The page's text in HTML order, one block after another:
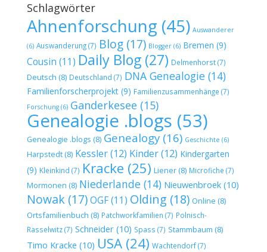
Schlagwörter
Ahnenforschung (45) Auswanderer
(6) Auswanderung(7) Blog(17) Blogger(6) Bremen (9)
Cousin (11) Daily Blog(27) Delmenhorst(7)
Deutsch (8) Deutschland (7) DNA Genealogie(14)
Familienforscherprojekt(9) Familienzusammenhänge (7)
Forschung(6) Ganderkesee (15)
Genealogie .blogs (53)
Genealogie .blogs (8) Genealogy(16) Geschichte (6)
Harpstedt(8) Kessler(12) Kinder(12) Kindergarten
(9) Kleinkind (7) Kracke (25) Liener(8) Microfiche (7)
Mormonen (8) Niederlande(14) Nieuwenbroek(10)
Nowak(17)OGF(11) Olding (18) Online (8)
Ortsfamilienbuch (8) Patchworkfamilien (7) Polnisch-
Rasselwitz(7) Schneider(10) Spass (7) Stammbaum (8)
Timo Kracke (10) USA(24) Wachtendorf(7)